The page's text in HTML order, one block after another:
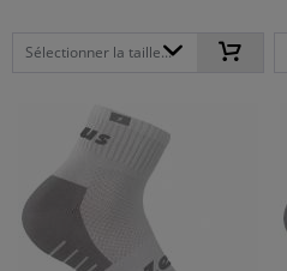
Sélectionner la taille...